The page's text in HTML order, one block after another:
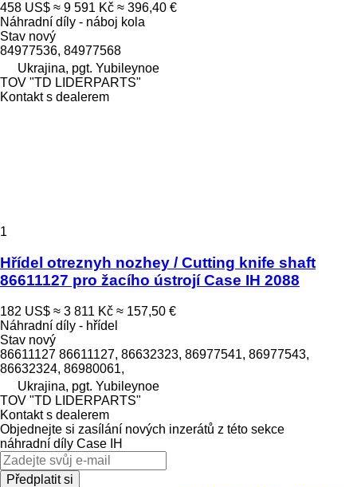
458 US$ ≈ 9 591 Kč ≈ 396,40 €
Náhradní díly - náboj kola
Stav nový
84977536, 84977568
Ukrajina, pgt. Yubileynoe
TOV "TD LIDERPARTS"
Kontakt s dealerem
1
Hřídel otreznyh nozhey / Cutting knife shaft
86611127 pro žacího ústrojí Case IH 2088
182 US$ ≈ 3 811 Kč ≈ 157,50 €
Náhradní díly - hřídel
Stav nový
86611127 86611127, 86632323, 86977541, 86977543,
86632324, 86980061,
Ukrajina, pgt. Yubileynoe
TOV "TD LIDERPARTS"
Kontakt s dealerem
Objednejte si zasílání nových inzerátů z této sekce
náhradní díly Case IH
Předplatit si